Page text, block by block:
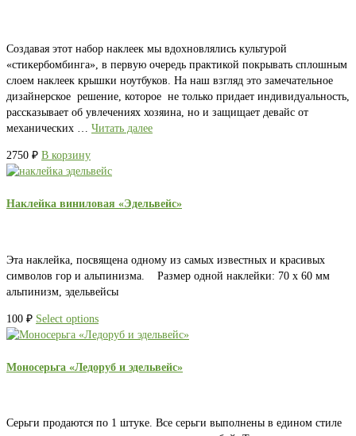
Создавая этот набор наклеек мы вдохновлялись культурой
«стикербомбинга», в первую очередь практикой покрывать сплошным
слоем наклеек крышки ноутбуков. На наш взгляд это замечательное
дизайнерское решение, которое не только придает индивидуальность,
рассказывает об увлечениях хозяина, но и защищает девайс от
механических … Читать далее
2750 ₽ В корзину
Наклейка виниловая «Эдельвейс»
Эта наклейка, посвящена одному из самых известных и красивых
cимволов гор и альпинизма. Размер одной наклейки: 70 х 60 мм
альпинизм, эдельвейсы
100 ₽ Select options
Моносерьга «Ледоруб и эдельвейс»
Серьги продаются по 1 штуке. Все серьги выполнены в едином стиле